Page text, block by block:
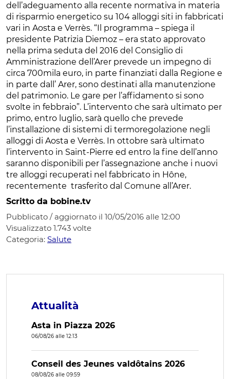
dell’adeguamento alla recente normativa in materia
di risparmio energetico su 104 alloggi siti in fabbricati
vari in Aosta e Verrès. “Il programma – spiega il
presidente Patrizia Diemoz – era stato approvato
nella prima seduta del 2016 del Consiglio di
Amministrazione dell’Arer prevede un impegno di
circa 700mila euro, in parte finanziati dalla Regione e
in parte dall’ Arer, sono destinati alla manutenzione
del patrimonio. Le gare per l’affidamento si sono
svolte in febbraio”. L’intervento che sarà ultimato per
primo, entro luglio, sarà quello che prevede
l’installazione di sistemi di termoregolazione negli
alloggi di Aosta e Verrès. In ottobre sarà ultimato
l’intervento in Saint-Pierre ed entro la fine dell’anno
saranno disponibili per l’assegnazione anche i nuovi
tre alloggi recuperati nel fabbricato in Hône,
recentemente trasferito dal Comune all’Arer.
Scritto da bobine.tv
Pubblicato / aggiornato il 10/05/2016 alle 12:00
Visualizzato 1.743 volte
Categoria: Salute
Attualità
Asta in Piazza 2026
06/08/26 alle 12:13
Conseil des Jeunes valdôtains 2026
08/08/26 alle 09:59